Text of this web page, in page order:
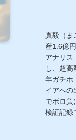
真毅（ま
産1.6億
アナリス
し、超
年ガチホ
イアへの
でボロ負
検証記録